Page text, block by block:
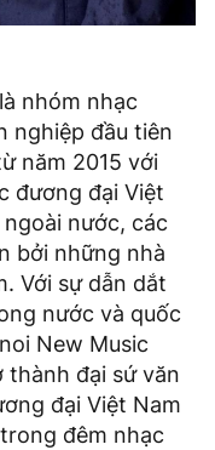
nhóm nhạc
nghiệp đầu tiên
năm 2015 với
đương đại Việt
nước, các
bởi những nhà
Với sự dẫn dắt
nước và quốc
New Music
thành đại sứ văn
đại Việt Nam
đêm nhạc